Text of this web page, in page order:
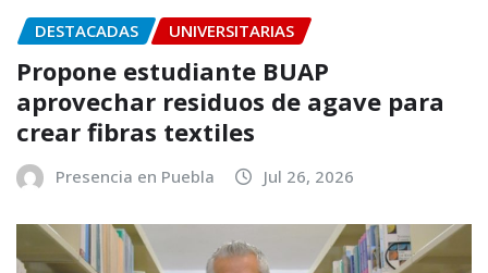
DESTACADAS UNIVERSITARIAS
Propone estudiante BUAP
aprovechar residuos de agave para
crear fibras textiles
Presencia en Puebla Jul 26, 2026